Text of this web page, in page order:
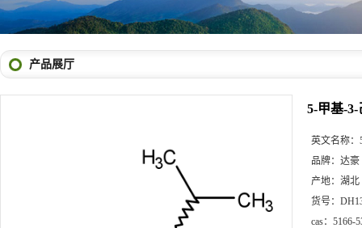
产品展厅
5-甲基-3-
英文名称：
品牌： 达豪
产地： 湖北
货号：
cas： 5166-